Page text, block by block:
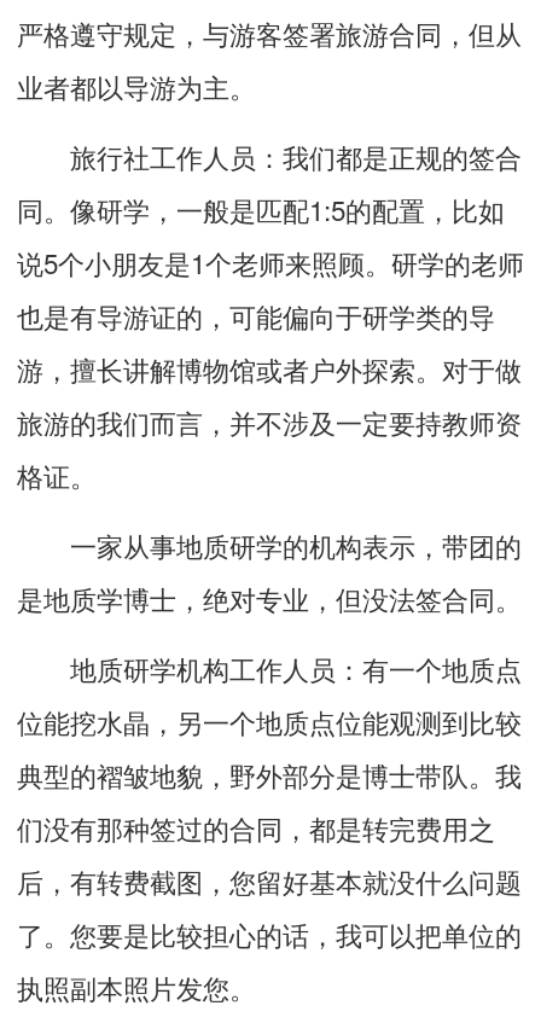
严格遵守规定，与游客签署旅游合同，但从
业者都以导游为主。
旅行社工作人员：我们都是正规的签合
同。像研学，一般是匹配1:5的配置，比如
说5个小朋友是1个老师来照顾。研学的老师
也是有导游证的，可能偏向于研学类的导
游，擅长讲解博物馆或者户外探索。对于做
旅游的我们而言，并不涉及一定要持教师资
格证。
一家从事地质研学的机构表示，带团的
是地质学博士，绝对专业，但没法签合同。
地质研学机构工作人员：有一个地质点
位能挖水晶，另一个地质点位能观测到比较
典型的褶皱地貌，野外部分是博士带队。我
们没有那种签过的合同，都是转完费用之
后，有转费截图，您留好基本就没什么问题
了。您要是比较担心的话，我可以把单位的
执照副本照片发您。